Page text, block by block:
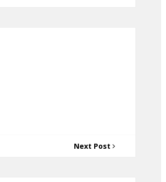
Next Post